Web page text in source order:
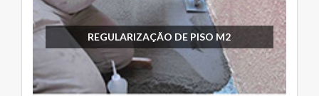
REGULARIZAÇÃO DE PISO M2